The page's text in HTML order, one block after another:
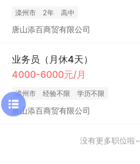
滦州市 2年 高中
唐山添百商贸有限公司
业务员（月休4天）
4000-6000元/月
滦州市 经验不限 学历不限
唐山添百商贸有限公司
没有更多职位啦~